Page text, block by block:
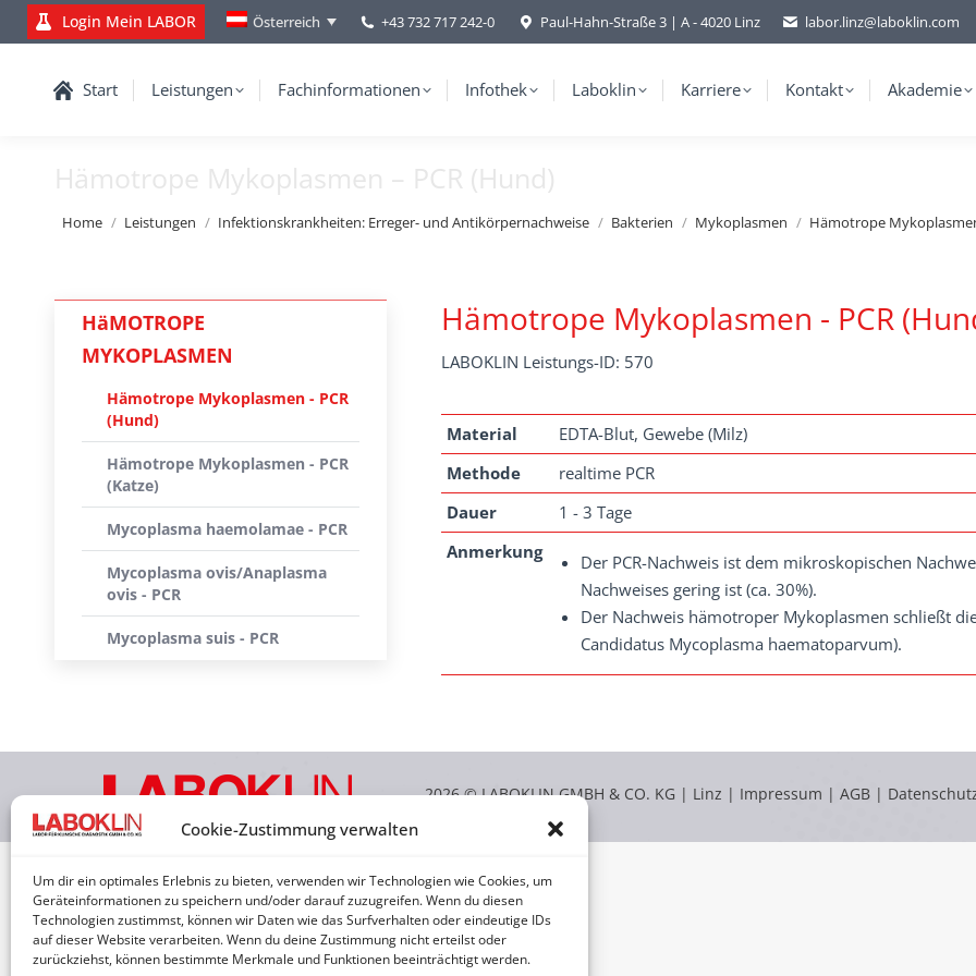
Cookie-Zustimmung verwalten
Um dir ein optimales Erlebnis zu bieten, verwenden wir Technologien wie Cookies, um
Geräteinformationen zu speichern und/oder darauf zuzugreifen. Wenn du diesen
Technologien zustimmst, können wir Daten wie das Surfverhalten oder eindeutige IDs
auf dieser Website verarbeiten. Wenn du deine Zustimmung nicht erteilst oder
zurückziehst, können bestimmte Merkmale und Funktionen beeinträchtigt werden.
Login Mein LABOR Österreich +43 732 717 242-0 Paul-Hahn-Straße 3 | A - 4020 Linz labor.linz@laboklin.com
Start Leistungen Fachinformationen Infothek Laboklin Karriere Kontakt Akademie
Hämotrope Mykoplasmen – PCR (Hund)
You are here:
Home Leistungen Infektionskrankheiten: Erreger- und Antikörpernachweise Bakterien Mykoplasmen Hämotrope
Hämotrope Mykoplasmen - PCR
LABOKLIN Leistungs-ID: 570
Material
EDTA-Blut, Gewebe (Milz)
Methode
realtime PCR
Dauer
1 - 3 Tage
Anmerkung
Der PCR-Nachweis ist dem mikroskopischen
Nachweises gering ist (ca. 30%).
Der Nachweis hämotroper Mykoplasmen schließt
Candidatus Mycoplasma haematoparvum).
HäMOTROPE
MYKOPLASMEN
Hämotrope Mykoplasmen - PCR
(Hund)
Hämotrope Mykoplasmen - PCR
(Katze)
Mycoplasma haemolamae - PCR
Mycoplasma ovis/Anaplasma
ovis - PCR
Mycoplasma suis - PCR
2026 © LABOKLIN GMBH & CO. KG | Linz | Impressum | AGB |